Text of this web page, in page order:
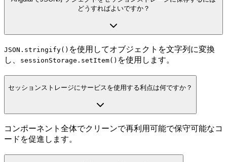
どうすればよいですか？
JSON.stringify() を使用してオブジェクトを文字列に変換
し、
sessionStorage.setItem() を使用します。
セッションストレージにサービスを使用する利点は何ですか？
コンポーネント全体でクリーンで再利用可能で保守可能なコ
ードを促進します。